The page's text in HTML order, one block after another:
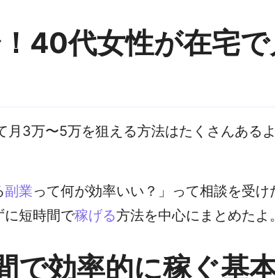
40代女性が在宅
月3万〜5万を狙える方法はたくさんある
副業って何が効率いい？」って相談を受
に短時間で稼げる方法を中心にまとめたよ
で効率的に稼ぐ基